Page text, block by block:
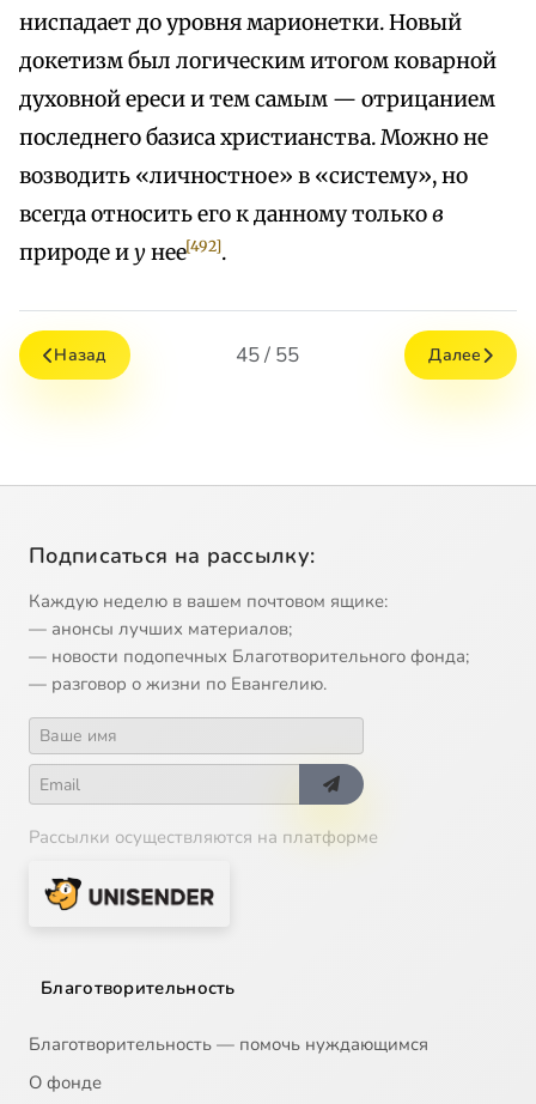
ниспадает до уровня марионетки. Новый
докетизм был логическим итогом коварной
духовной ереси и тем самым — отрицанием
последнего базиса христианства. Можно не
возводить «личностное» в «систему», но
всегда относить его к данному тольков
природе иунее[492].
Назад 45 / 55 Далее
Подписаться на рассылку:
Каждую неделю в вашем почтовом ящике:
— анонсы лучших материалов;
— новости подопечных Благотворительного фонда;
— разговор о жизни по Евангелию.
Рассылки осуществляются на платформе
Благотворительность
Благотворительность — помочь нуждающимся
О фонде